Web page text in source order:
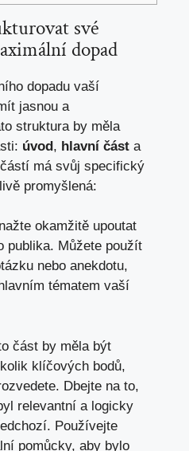
své
dopad
dopadu vaší
jasnou a
struktura by měla
úvod, hlavní část a
má svůj specifický
promyšlená:
okamžitě upoutat
publika. Můžete použít
nebo anekdotu,
tématem vaší
část by měla být
klíčových bodů,
Dbejte na to,
relevantní a logicky
Používejte
pomůcky, aby bylo